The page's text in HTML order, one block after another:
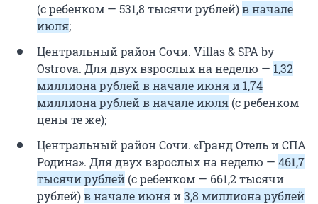
(с ребенком — 531,8 тысячи рублей)в начале
июля;
Центральный район Сочи. Villas & SPA by
Ostrova. Для двух взрослых на неделю — 1,32
миллиона рублей в начале июня и 1,74
миллиона рублей в начале июля (с ребенком
цены те же);
Центральный район Сочи. «Гранд Отель и СПА
Родина». Для двух взрослых на неделю — 461,7
тысячи рублей (с ребенком — 661,2 тысячи
рублей)в начале июняи3,8 миллиона рублей